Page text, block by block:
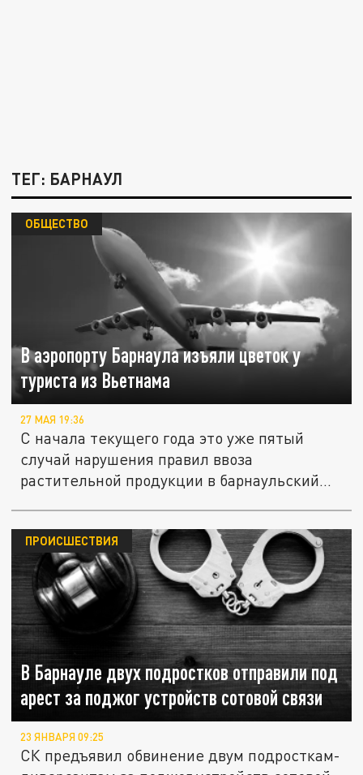
ТЕГ: БАРНАУЛ
В аэропорту Барнаула изъяли цветок у
туриста из Вьетнама
ОБЩЕСТВО
27 МАЯ 19:36
С начала текущего года это уже пятый
случай нарушения правил ввоза
растительной продукции в барнаульский...
В Барнауле двух подростков отправили под
арест за поджог устройств сотовой связи
ПРОИСШЕСТВИЯ
23 ЯНВАРЯ 09:25
СК предъявил обвинение двум подросткам-